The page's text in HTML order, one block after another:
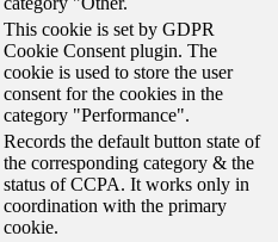
This cookie is set by GDPR
Cookie Consent plugin. The
cookie is used to store the user
consent for the cookies in the
category "Performance".
Records the default button state of
the corresponding category & the
status of CCPA. It works only in
coordination with the primary
cookie.